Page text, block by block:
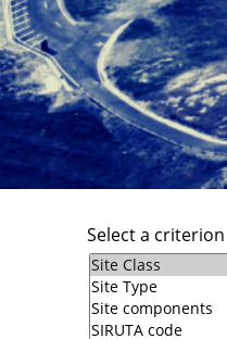
Select a criterion